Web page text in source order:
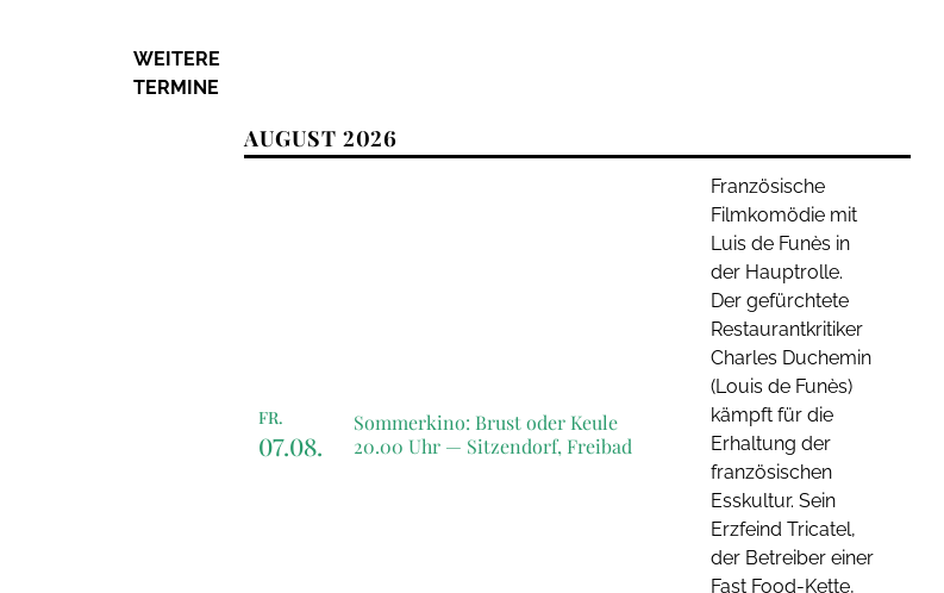
WEITERE
TERMINE
AUGUST 2026
FR.
07.08.
Sommerkino: Brust oder Keule
20.00 Uhr — Sitzendorf, Freibad
Französische
Filmkomödie mit
Luis de Funès in
der Hauptrolle.
Der gefürchtete
Restaurantkritiker
Charles Duchemin
(Louis de Funès)
kämpft für die
Erhaltung der
französischen
Esskultur. Sein
Erzfeind Tricatel,
der Betreiber einer
Fast Food-Kette,